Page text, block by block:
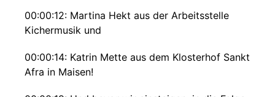
00:00:12: Martina Hekt aus der Arbeitsstelle
Kichermusik und
00:00:14: Katrin Mette aus dem Klosterhof Sankt
Afra in Maisen!